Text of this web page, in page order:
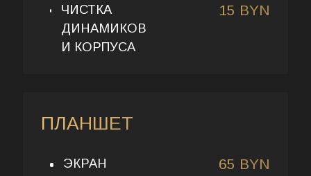
ЧИСТКА
ДИНАМИКОВ
И КОРПУСА
15 BYN
ПЛАНШЕТ
ЭКРАН 65 BYN